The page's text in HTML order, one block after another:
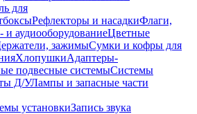
для
Рефлекторы и насадкиФлаги,
и аудиооборудованиеЦветные
зажимыСумки и кофры для
ХлопушкиАдаптеры-
подвесные системыСистемы
Д/УЛампы и запасные части
установкиЗапись звука